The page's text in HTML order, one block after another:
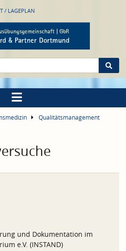
/ LAGEPLAN
Qualitätsmanagement
und Dokumentation im
e.V. (INSTAND)